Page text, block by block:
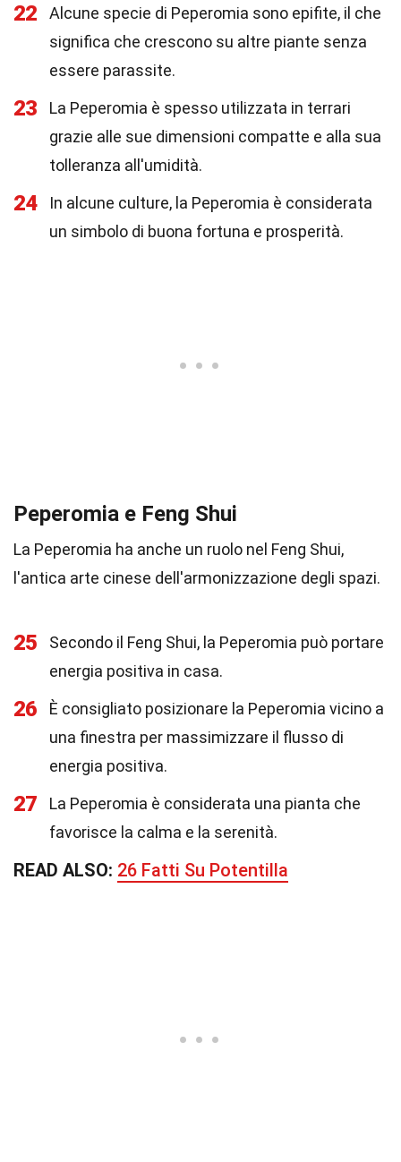
22
Alcune specie di Peperomia sono epifite, il che
significa che crescono su altre piante senza
essere parassite.
23
La Peperomia è spesso utilizzata in terrari
grazie alle sue dimensioni compatte e alla sua
tolleranza all'umidità.
24
In alcune culture, la Peperomia è considerata
un simbolo di buona fortuna e prosperità.
Peperomia e Feng Shui
La Peperomia ha anche un ruolo nel Feng Shui,
l'antica arte cinese dell'armonizzazione degli spazi.
25
Secondo il Feng Shui, la Peperomia può portare
energia positiva in casa.
26
È consigliato posizionare la Peperomia vicino a
una finestra per massimizzare il flusso di
energia positiva.
27
La Peperomia è considerata una pianta che
favorisce la calma e la serenità.
READ ALSO: 26 Fatti Su Potentilla